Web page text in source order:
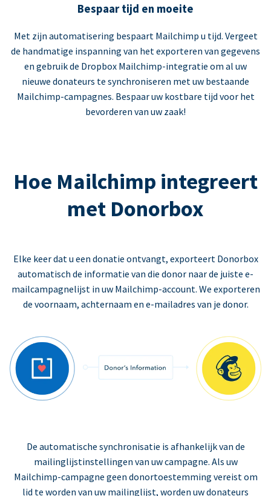
Bespaar tijd en moeite
Met zijn automatisering bespaart Mailchimp u tijd. Vergeet
de handmatige inspanning van het exporteren van gegevens
en gebruik de Dropbox Mailchimp-integratie om al uw
nieuwe donateurs te synchroniseren met uw bestaande
Mailchimp-campagnes. Bespaar uw kostbare tijd voor het
bevorderen van uw zaak!
Hoe Mailchimp integreert
met Donorbox
Elke keer dat u een donatie ontvangt, exporteert Donorbox
automatisch de informatie van die donor naar de juiste e-
mailcampagnelijst in uw Mailchimp-account. We exporteren
de voornaam, achternaam en e-mailadres van je donor.
De automatische synchronisatie is afhankelijk van de
mailinglijstinstellingen van uw campagne. Als uw
Mailchimp-campagne geen donortoestemming vereist om
lid te worden van uw mailinglijst, worden uw donateurs